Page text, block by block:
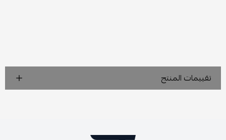
تقييمات المنتج